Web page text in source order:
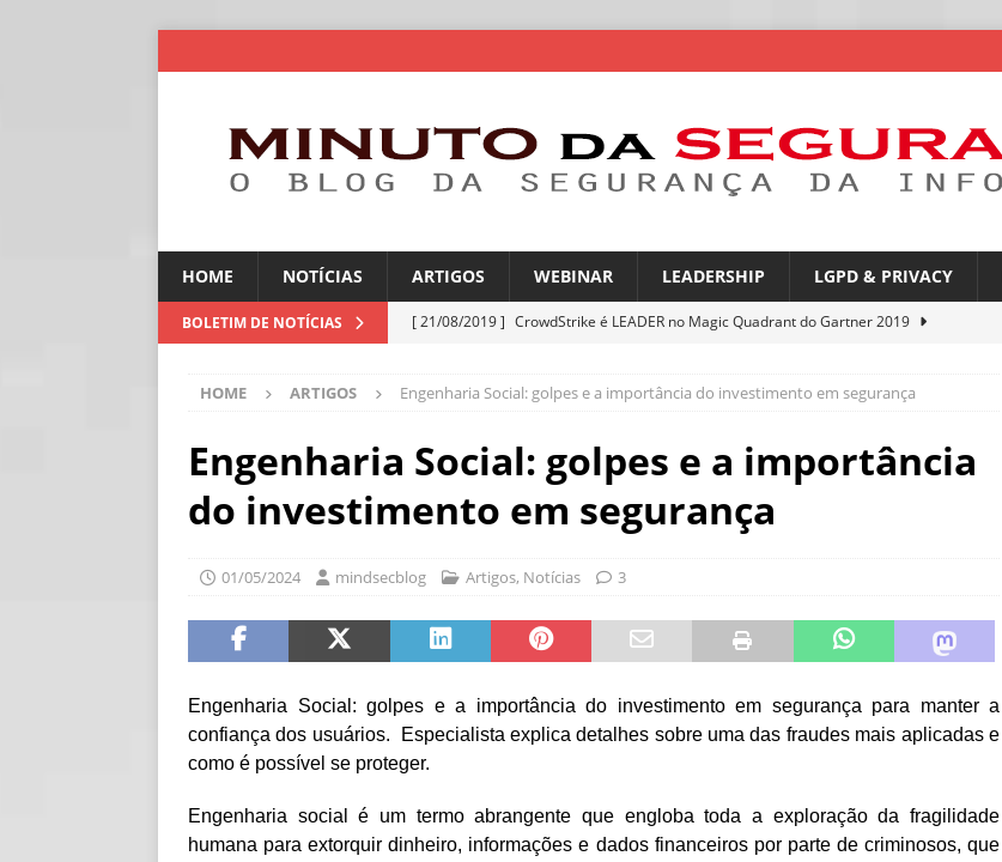
HOME NOTÍCIAS ARTIGOS WEBINAR LEADERSHIP LGPD & PRIVACY
BOLETIM DE NOTÍCIAS [ 21/08/2019 ] CrowdStrike é LEADER no Magic Quadrant do Gartner 2019
[ 06/08/2026 ] América Latina é a segunda região mais exposta a ciberameaças
industriais
NOTÍCIAS
IA amplia desafio de segurança e governança nas redes corporativas
NOTÍCIAS
[ 06/08/2026 ]
[ 06/08/2026 ]
Sem guardrails, a autonomia da IA se torna um risco
NOTÍCIAS
HOME ARTIGOS Engenharia Social: golpes e a importância do investimento em segurança
Engenharia Social: golpes e a importância
do investimento em segurança
01/05/2024 mindsecblog Artigos, Notícias 3
Engenharia Social: golpes e a importância do investimento em segurança para manter a
confiança dos usuários. Especialista explica detalhes sobre uma das fraudes mais aplicadas e
como é possível se proteger.
Engenharia social é um termo abrangente que engloba toda a exploração da fragilidade
humana para extorquir dinheiro, informações e dados financeiros por parte de criminosos, que